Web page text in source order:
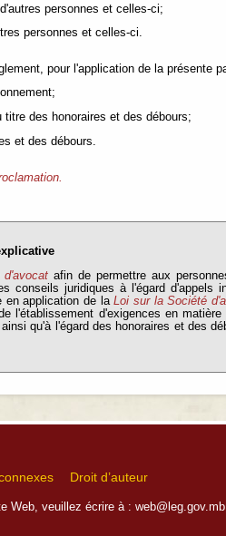
personnes et celles-ci;
personnes et celles-ci.
pour l'application de la présente
des honoraires et des débours;
et des débours.
afin de permettre aux
conseils juridiques à l'égard d'appels
en application de laLoi sur la Société
l'établissement d'exigences en
qu'à l'égard des honoraires et des
Droit d’auteur
Web, veuillez écrire à :